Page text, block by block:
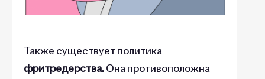
Также существует политика
фритредерства.Она противоположна